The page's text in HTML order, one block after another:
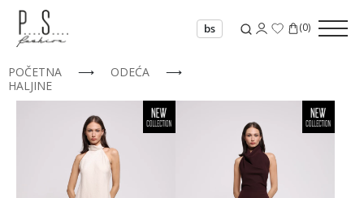
bs (0)
POČETNA ⟶ ODEĆA
⟶
HALJINE